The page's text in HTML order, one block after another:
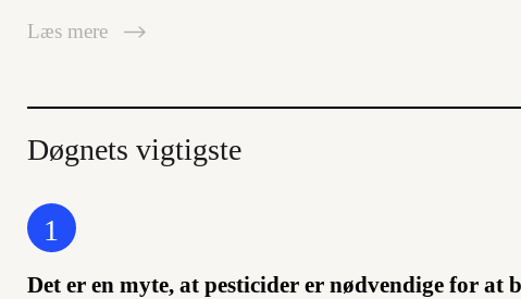
Læs mere
Døgnets vigtigste
1
Det er en myte, at pesticider er nødvendige for at